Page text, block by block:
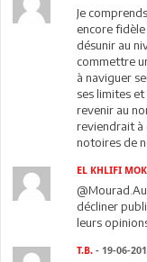
Je
encore
désunir au
commettre
à naviguer
ses limites
revenir au
reviendrait à
notoires de
EL KHLIFI
décliner
leurs
T.B. - 19-06-